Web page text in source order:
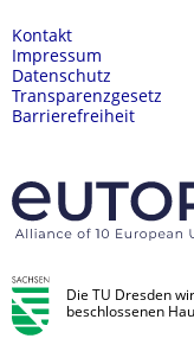
Kontakt
Impressum
Datenschutz
Transparenzgesetz
Barrierefreiheit
Die TU Dresden
beschlossenen